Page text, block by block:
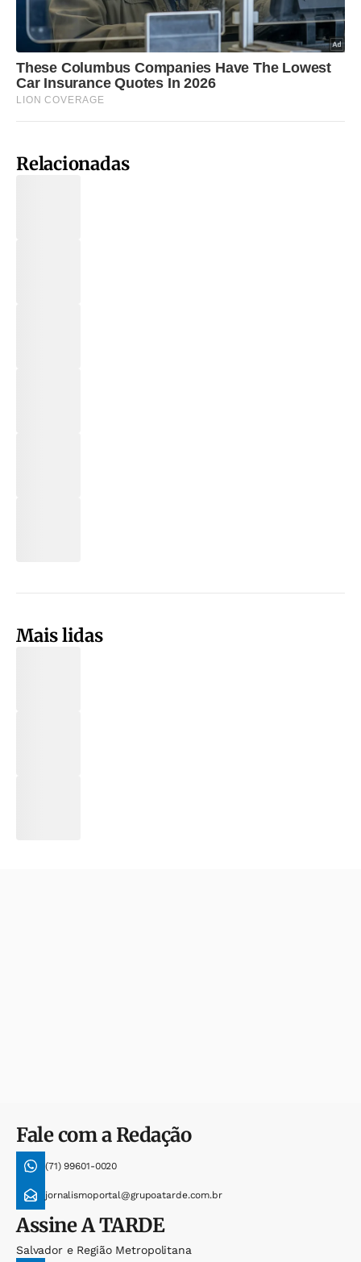
Relacionadas
Mais lidas
Fale com a Redação
(71) 99601-0020
jornalismoportal@grupoatarde.com.br
AssineA TARDE
Salvador e Região Metropolitana